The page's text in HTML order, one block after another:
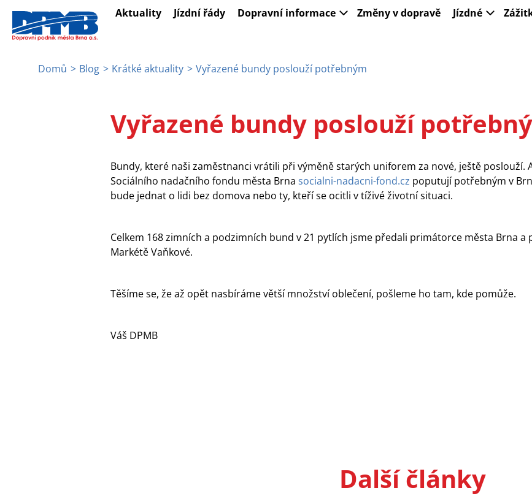
hlavnímu
Aktuality Jízdní řády Dopravní informace Změny v dopravě Jízdné
navigace
Domů Blog Krátké aktuality Vyřazené bundy poslouží potřebným
Vyřazené bundy poslouží
Bundy, které naši zaměstnanci vrátili při výměně starých uniforem za nové, ještě poslouží.
Sociálního nadačního fondu města Brna socialni-nadacni-fond.cz poputují potřebným v
bude jednat o lidi bez domova nebo ty, kteří se ocitli v tíživé životní situaci.
Celkem 168 zimních a podzimních bund v 21 pytlích jsme předali primátorce města Brna
Markétě Vaňkové.
Těšíme se, že až opět nasbíráme větší množství oblečení, pošleme ho tam, kde pomůže.
Váš DPMB
Další články